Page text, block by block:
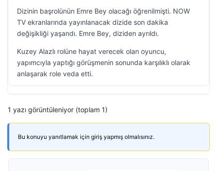
Dizinin başrolünün Emre Bey olacağı öğrenilmişti. NOW
TV ekranlarında yayınlanacak dizide son dakika
değişikliği yaşandı. Emre Bey, diziden ayrıldı.
Kuzey Alazlı rolüne hayat verecek olan oyuncu,
yapımcıyla yaptığı görüşmenin sonunda karşılıklı olarak
anlaşarak role veda etti.
1 yazı görüntüleniyor (toplam 1)
Bu konuyu yanıtlamak için giriş yapmış olmalısınız.